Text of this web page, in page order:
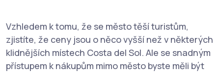
Vzhledem k tomu, že se město těší turistům,
zjistíte, že ceny jsou o něco vyšší než v některých
klidnějších místech Costa del Sol. Ale se snadným
přístupem k nákupům mimo město byste měli být